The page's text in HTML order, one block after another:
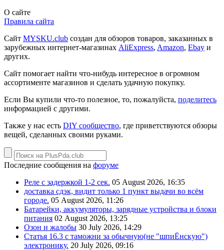
О сайте
Правила сайта
Сайт MYSKU.club cоздан для обзоров товаров, заказанных в
зарубежных интернет-магазинах AliExpress, Amazon, Ebay и
других.
Сайт помогает найти что-нибудь интересное в огромном
ассортименте магазинов и сделать удачную покупку.
Если Вы купили что-то полезное, то, пожалуйста, поделитесь
информацией с другими.
Также у нас есть DIY сообщество, где приветствуются обзоры
вещей, сделанных своими руками.
Последние сообщения на форуме
Реле с задержкой 1-2 сек. 05 August 2026, 16:35
доставка сдэк, видит только 1 пункт выдачи во всём
городе. 05 August 2026, 11:26
Батарейки, аккумуляторы, зарядные устройства и блоки
питания 02 August 2026, 13:25
Озон и жалобы 30 July 2026, 14:29
Статья 16.3 с таможни за обычную(не "шпиЁнскую")
электронику. 20 July 2026, 09:16